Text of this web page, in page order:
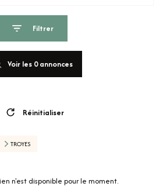
Filtrer
Voir les 0annonces
Réinitialiser
TROYES
n'est disponible pour le moment.